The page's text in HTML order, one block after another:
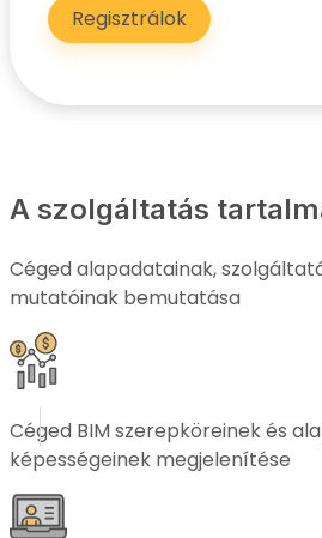
Regisztrálok
A szolgáltatás
Céged alapadatainak,
mutatóinak bemutatása
Céged BIM szerepköreinek és
képességeinek megjelenítése